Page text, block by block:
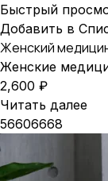
Быстрый
Добавить в
Женский
Женские
2,600 ₽
Читать далее
56606668